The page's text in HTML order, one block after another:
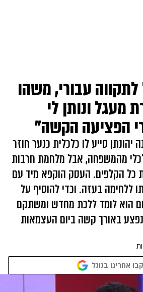
עבורי, משהו
מעגל ונותן לי
הפציעה הקשה"
סייע לו כלכלית כנער חוזר
מהמשפחה, אבל מלחמת חרבות
כל הקלפים. העסק הוקפא מיד עם
ללחימה בעזה. וכדי להוסיף על
הוא לומד ללכת מחדש ומשתקם
באורך קשה ביום העצמאות
אחרינו בגוגל